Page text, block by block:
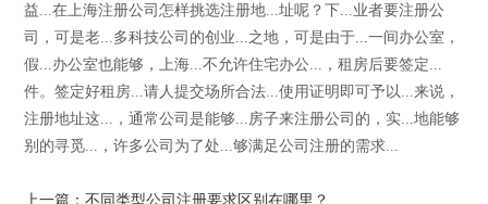
益...在上海注册公司怎样挑选注册地...址呢？下...业者要注册公
司，可是老...多科技公司的创业...之地，可是由于...一间办公室，
假...办公室也能够，上海...不允许住宅办公...，租房后要签定...
件。签定好租房...请人提交场所合法...使用证明即可予以...来说，
注册地址这...，通常公司是能够...房子来注册公司的，实...地能够
别的寻觅...，许多公司为了处...够满足公司注册的需求...
上一篇：不同类型公司注册要求区别在哪里？